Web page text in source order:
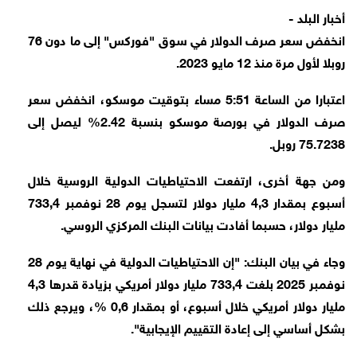
أخبار البلد -
انخفض سعر صرف الدولار في سوق "فوركس" إلى ما دون 76
روبلا لأول مرة منذ 12 مايو 2023.
اعتبارا من الساعة 5:51 مساء بتوقيت موسكو، انخفض سعر
صرف الدولار في بورصة موسكو بنسبة 2.42% ليصل إلى
75.7238 روبل.
ومن جهة أخرى، ارتفعت الاحتياطيات الدولية الروسية خلال
أسبوع بمقدار 4,3 مليار دولار لتسجل يوم 28 نوفمبر 733,4
مليار دولار، حسبما أفادت بيانات البنك المركزي الروسي.
وجاء في بيان البنك: "إن الاحتياطيات الدولية في نهاية يوم 28
نوفمبر 2025 بلغت 733,4 مليار دولار أمريكي بزيادة قدرها 4,3
مليار دولار أمريكي خلال أسبوع، أو بمقدار 0,6 %، ويرجع ذلك
بشكل أساسي إلى إعادة التقييم الإيجابية".